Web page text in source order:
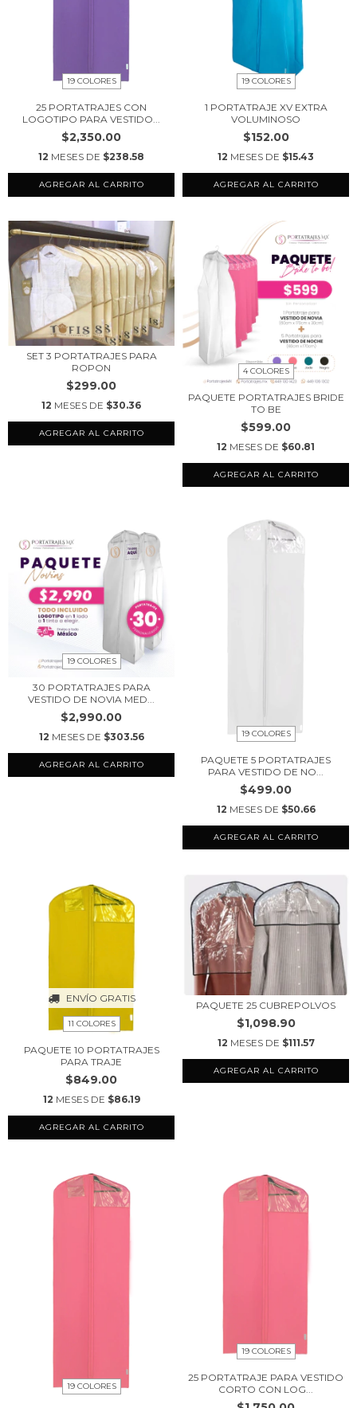
19 COLORES
25 PORTATRAJES CON
LOGOTIPO PARA VESTIDO...
$2,350.00
12 MESES DE $238.58
AGREGAR AL CARRITO
19 COLORES
1 PORTATRAJE XV EXTRA
VOLUMINOSO
$152.00
12 MESES DE $15.43
AGREGAR AL CARRITO
SET 3 PORTATRAJES PARA
ROPON
$299.00
12 MESES DE $30.36
4 COLORES
PAQUETE PORTATRAJES BRIDE
TO BE
$599.00
12 MESES DE $60.81
AGREGAR AL CARRITO
19 COLORES
30 PORTATRAJES PARA
VESTIDO DE NOVIA MED...
$2,990.00
12 MESES DE $303.56
AGREGAR AL CARRITO
19 COLORES
PAQUETE 5 PORTATRAJES
PARA VESTIDO DE NO...
$499.00
12 MESES DE $50.66
AGREGAR AL CARRITO
ENVÍO GRATIS
11 COLORES
PAQUETE 10 PORTATRAJES
PARA TRAJE
$849.00
12 MESES DE $86.19
AGREGAR AL CARRITO
PAQUETE 25 CUBREPOLVOS
$1,098.90
12 MESES DE $111.57
AGREGAR AL CARRITO
19 COLORES
19 COLORES
25 PORTATRAJE PARA VESTIDO
CORTO CON LOG...